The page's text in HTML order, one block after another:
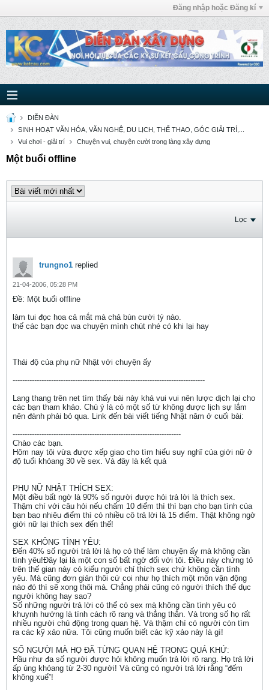
Đăng nhập hoặc Đăng kí
DIỄN ĐÀN
SINH HOẠT VĂN HÓA, VĂN NGHỆ, DU LỊCH, THỂ THAO, GÓC GIẢI TRÍ,...
Vui chơi - giải trí
Chuyện vui, chuyện cười trong làng xây dựng
Một buổi offline
Lọc
trungno1 replied
21-04-2006, 05:28 PM
Ðề: Một buổi offline
làm tui đọc hoa cả mắt mà chả bùn cười tý nào.
thế các bạn đọc wa chuyện mình chút nhé có khi lại hay
Thái độ của phụ nữ Nhật với chuyện ấy
--------------------------------------------------------------------------------
Lang thang trên net tìm thấy bài này khá vui vui nên lược dịch lại cho
các bạn tham khảo. Chú ý là có một số từ không được lịch sự lắm
nên đành phải bỏ qua. Link đến bài viết tiếng Nhật năm ở cuối bài:
----------------------------------------------------------------------
Chào các bạn.
Hôm nay tôi vừa được xếp giao cho tìm hiểu suy nghĩ của giới nữ ở
độ tuổi khỏang 30 về sex. Và đây là kết quả
PHỤ NỮ NHẬT THÍCH SEX:
Một điều bất ngờ là 90% số người được hỏi trả lời là thích sex.
Thậm chí với câu hỏi nếu chấm 10 điểm thì thì bạn cho bạn tình của
bạn bao nhiêu điểm thì có nhiều cô trả lời là 15 điểm. Thật không ngờ
giới nữ lại thích sex đến thế!
SEX KHÔNG TÌNH YÊU:
Đến 40% số người trả lời là họ có thể làm chuyện ấy mà không cần
tình yêu!Đây lại là một con số bất ngờ đối với tôi. Điều này chứng tỏ
trên thế gian này có kiểu người chỉ thích sex chứ không cần tình
yêu. Mà cũng đơn giản thôi cứ coi như họ thích một môn vận động
nào đó thì sẽ xong thôi mà. Chẳng phải cũng có người thích thể dục
người không hay sao?
Số những người trả lời có thể có sex mà không cần tình yêu có
khuynh hướng là tính cách rõ rang và thẳng thắn. Và trong số họ rất
nhiều người chủ động trong quan hệ. Và thậm chí có người còn tìm
ra các kỹ xảo nữa. Tôi cũng muốn biết các kỹ xảo này là gì!
SỐ NGƯỜI MÀ HỌ ĐÃ TỪNG QUAN HỆ TRONG QUÁ KHỨ:
Hầu như đa số người được hỏi không muốn trả lời rõ rang. Họ trả lời
ấp úng khỏang từ 2-30 người! Và cũng có người trả lời rằng “đếm
không xuể”!